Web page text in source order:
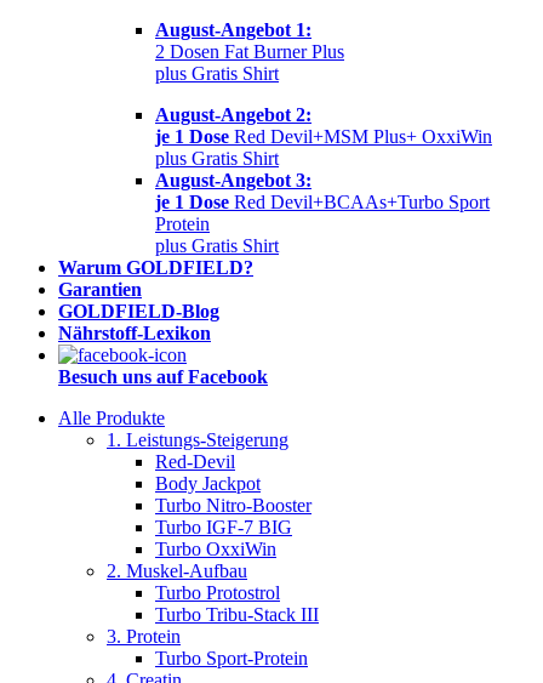
August-Angebot 1:
2 Dosen Fat Burner Plus
plus Gratis Shirt
August-Angebot 2:
je 1 Dose Red Devil+MSM Plus+ OxxiWin
plus Gratis Shirt
August-Angebot 3:
je 1 Dose Red Devil+BCAAs+Turbo Sport
Protein
plus Gratis Shirt
Warum GOLDFIELD?
Garantien
GOLDFIELD-Blog
Nährstoff-Lexikon
Besuch uns auf Facebook
Alle Produkte
1. Leistungs-Steigerung
Red-Devil
Body Jackpot
Turbo Nitro-Booster
Turbo IGF-7 BIG
Turbo OxxiWin
2. Muskel-Aufbau
Turbo Protostrol
Turbo Tribu-Stack III
3. Protein
Turbo Sport-Protein